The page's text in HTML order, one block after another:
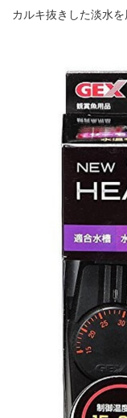
カルキ抜きした淡水